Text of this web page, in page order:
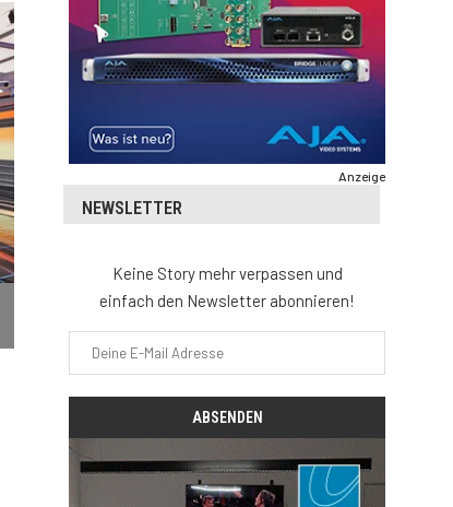
Anzeige
NEWSLETTER
Keine Story mehr verpassen und
einfach den Newsletter abonnieren!